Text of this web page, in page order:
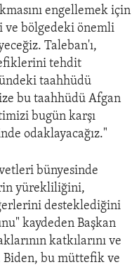
engellemek için
bölgedeki önemli
Taleban'ı,
tehdit
taahhüdü
bu taahhüdü Afgan
bugün karşı
odaklayacağız."
bünyesinde
yürekliliğini,
desteklediğini
kaydeden Başkan
katkılarını ve
Biden, bu müttefik ve